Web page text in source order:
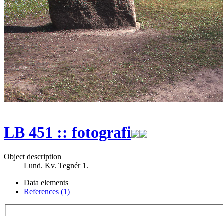
LB 451 :: fotografi
Object description
Lund. Kv. Tegnér 1.
Data elements
References (1)